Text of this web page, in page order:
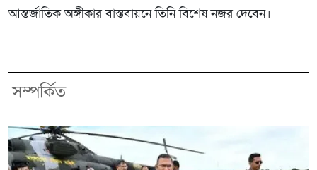
আন্তর্জাতিক অঙ্গীকার বাস্তবায়নে তিনি বিশেষ নজর দেবেন।
সম্পর্কিত